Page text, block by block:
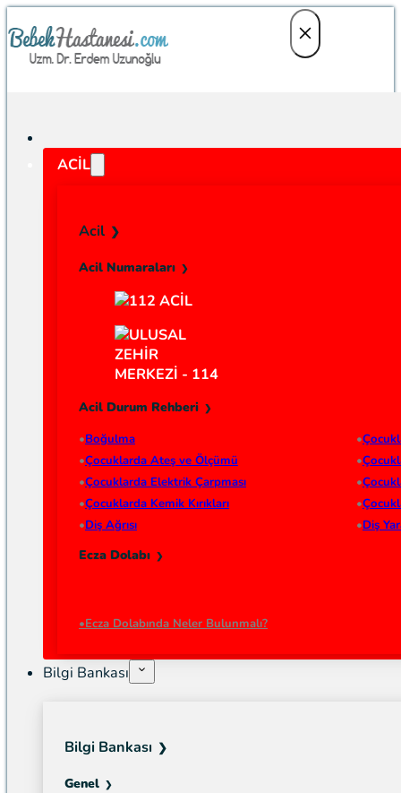
ACIL
Acil
Acil Numaraları
Acil Durum Rehberi
Boğulma
Çocuklarda Ateş ve Ölçümü
Çocuklarda Elektrik Çarpması
Çocuklarda Kemik Kırıkları
Diş Ağrısı
Diş
Ecza Dolabı
Ecza Dolabında Neler Bulunmalı?
Bilgi Bankası
Bilgi Bankası
Genel